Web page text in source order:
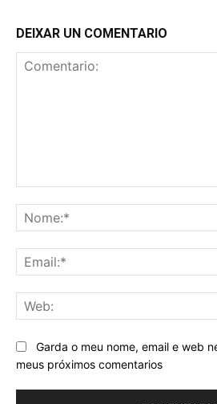
DEIXAR UN COMENTARIO
Garda o meu nome, email e web
meus próximos comentarios